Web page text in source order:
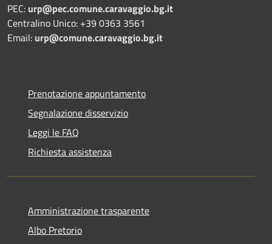
PEC: urp@pec.comune.caravaggio.bg.it
Centralino Unico: +39 0363 3561
Email: urp@comune.caravaggio.bg.it
Prenotazione appuntamento
Segnalazione disservizio
Leggi le FAQ
Richiesta assistenza
Amministrazione trasparente
Albo Pretorio